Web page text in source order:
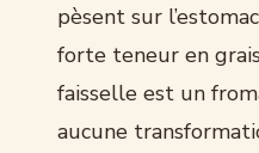
pèsent sur
forte teneur en
faisselle est un
aucune